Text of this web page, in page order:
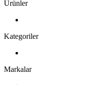
Ürünler
Kategoriler
Markalar